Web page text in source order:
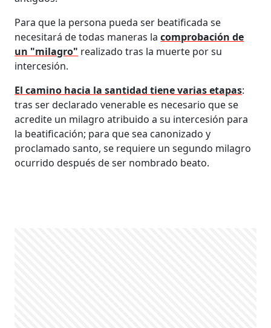
Para que la persona pueda ser beatificada se
necesitará de todas maneras lacomprobación de
un "milagro" realizado tras la muerte por su
intercesión.
El camino hacia la santidad tiene varias etapas:
tras ser declarado venerable es necesario que se
acredite un milagro atribuido a su intercesión para
la beatificación; para que sea canonizado y
proclamado santo, se requiere un segundo milagro
ocurrido después de ser nombrado beato.